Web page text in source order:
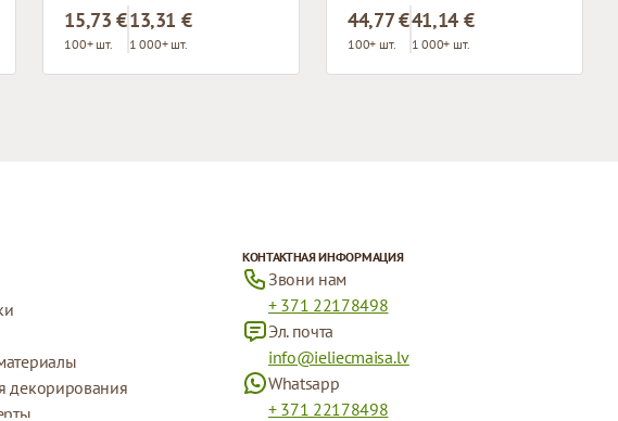
15,73 €
100+ шт.
13,31 €
1 000+ шт.
44,77 €
100+ шт.
41,14 €
1 000+ шт.
декорирования
КОНТАКТНАЯ ИНФОРМАЦИЯ
Звони нам
+ 371 22178498
Эл. почта
info@ieliecmaisa.lv
Whatsapp
+ 371 22178498